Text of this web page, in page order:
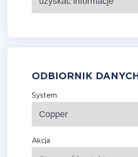
ODBIORNIK DANYCH
System
Akcja